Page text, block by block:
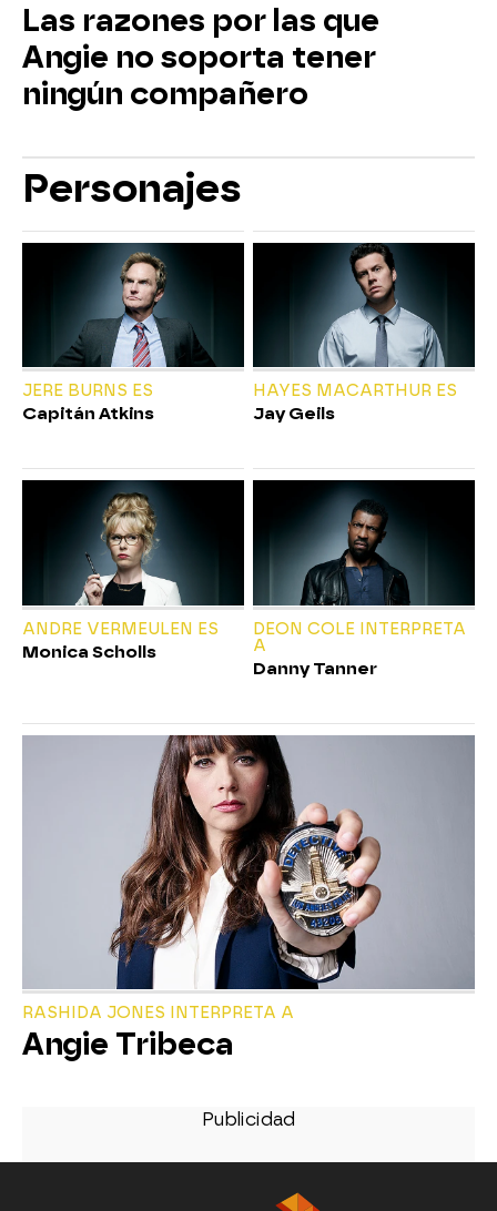
Las razones por las que
Angie no soporta tener
ningún compañero
Personajes
JERE BURNS ES
Capitán Atkins
ANDRE VERMEULEN ES
Monica Scholls
HAYES MACARTHUR ES
Jay Geils
DEON COLE INTERPRETA
A
Danny Tanner
RASHIDA JONES INTERPRETA A
Angie Tribeca